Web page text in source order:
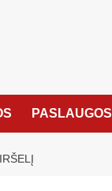
PASLAUGOS